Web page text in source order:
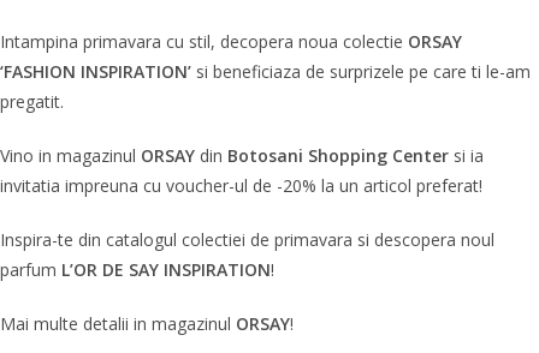
Intampina primavara cu stil, decopera noua colectie ORSAY
‘FASHION INSPIRATION’ si beneficiaza de surprizele pe care ti le-am
pregatit.
Vino in magazinul ORSAY din Botosani Shopping Center si ia
invitatia impreuna cu voucher-ul de -20% la un articol preferat!
Inspira-te din catalogul colectiei de primavara si descopera noul
parfum L’OR DE SAY INSPIRATION!
Mai multe detalii in magazinul ORSAY!